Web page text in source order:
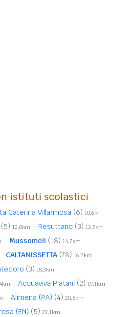
istituti scolastici
Caterina Villarmosa (6) 10,6km
(5) 12,0km Resuttano (3) 13,5km
Mussomeli (18) 14,7km
CALTANISSETTA (78) 16,7km
(3) 18,3km
Acquaviva Platani (2) 19,1km
Alimena (PA) (4) 20,5km
(EN) (5) 22,1km